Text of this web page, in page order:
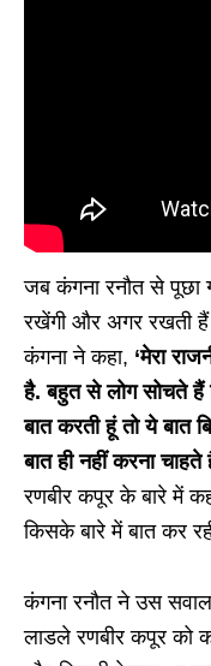
जब कंगना रनौत से पूछा
रखेंगी और अगर रखती हैं
कंगना ने कहा, ‘मेरा
है. बहुत से लोग सोचते हैं
बात करती हूं तो ये बात
बात ही नहीं करना चाहते
रणबीर कपूर के बारे में
किसके बारे में बात कर
कंगना रनौत ने उस
लाडले रणबीर कपूर को